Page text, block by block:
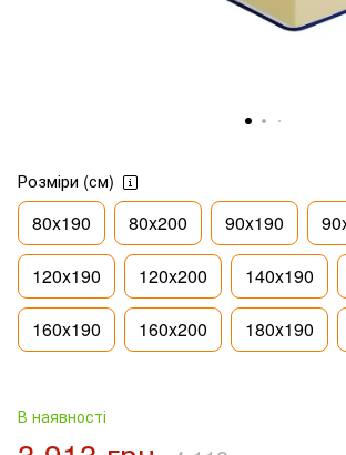
Розміри (см)
80x190 80x200 90x190
120x190 120x200 140x190
160x190 160x200 180x190
В наявності